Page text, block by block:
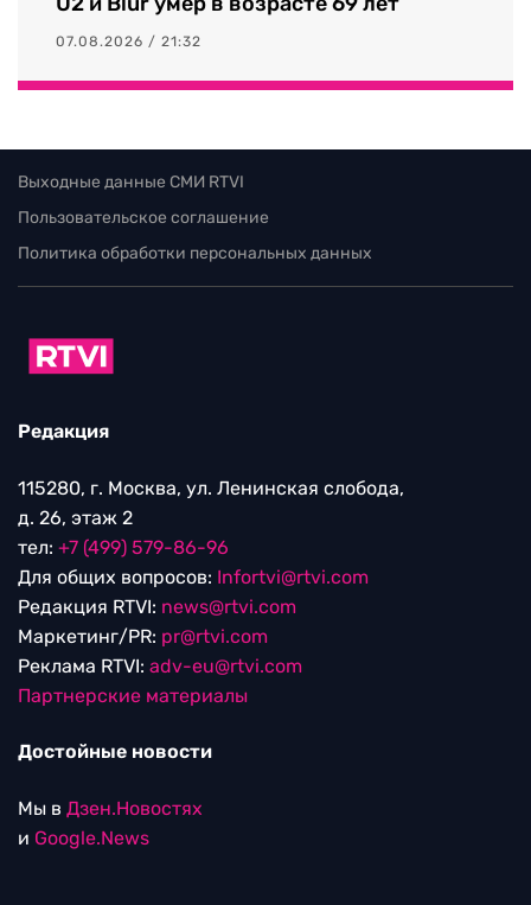
07.08.2026 / 21:32
Выходные данные СМИ RTVI
Пользовательское соглашение
Политика обработки персональных данных
Редакция
115280, г. Москва, ул. Ленинская слобода,
д. 26, этаж 2
тел: +7 (499) 579-86-96
Для общих вопросов: Infortvi@rtvi.com
Редакция RTVI: news@rtvi.com
Маркетинг/PR: pr@rtvi.com
Реклама RTVI: adv-eu@rtvi.com
Партнерские материалы
Достойные новости
Мы в Дзен.Новостях
и Google.News